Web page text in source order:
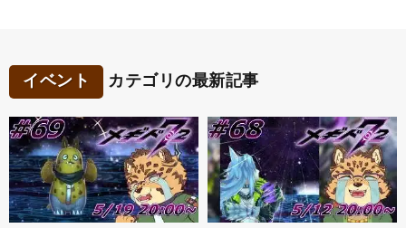
イベント カテゴリの最新記事